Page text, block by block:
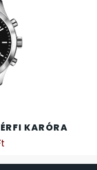
KARÓRA